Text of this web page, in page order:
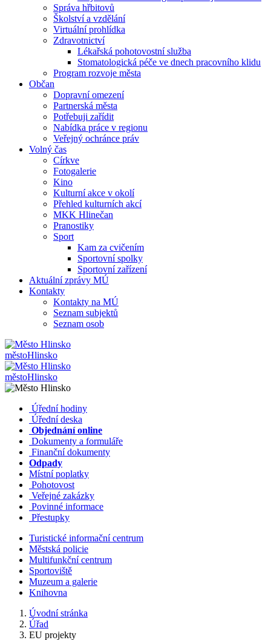
Správa hřbitovů
Školství a vzdělání
Virtuální prohlídka
Zdravotnictví
Lékařská pohotovostní služba
Stomatologická péče ve dnech pracovního klidu
Program rozvoje města
Občan
Dopravní omezení
Partnerská města
Potřebuji zařídit
Nabídka práce v regionu
Veřejný ochránce práv
Volný čas
Církve
Fotogalerie
Kino
Kulturní akce v okolí
Přehled kulturních akcí
MKK Hlinečan
Pranostiky
Sport
Kam za cvičením
Sportovní spolky
Sportovní zařízení
Aktuální zprávy MÚ
Kontakty
Kontakty na MÚ
Seznam subjektů
Seznam osob
městoHlinsko
městoHlinsko
Úřední hodiny
Úřední deska
Objednání online
Dokumenty a formuláře
Finanční dokumenty
Odpady
Místní poplatky
Pohotovost
Veřejné zakázky
Povinné informace
Přestupky
Turistické informační centrum
Městská policie
Multifunkční centrum
Sportoviště
Muzeum a galerie
Knihovna
Úvodní stránka
Úřad
EU projekty